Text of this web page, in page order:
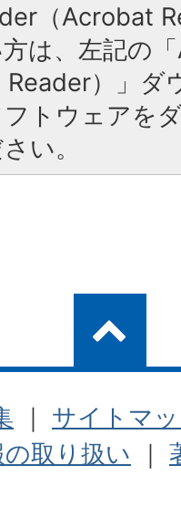
（Acrobat
は、左記の
）」ダ
トウェアを
い。
｜ サイトマ
取り扱い ｜